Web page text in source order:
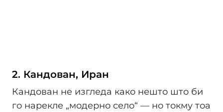
2. Кандован, Иран
Кандован не изгледа како нешто што би
го нарекле „модерно село“ — но токму тоа